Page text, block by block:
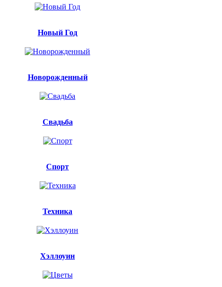
Новый Год
Новорожденный
Свадьба
Спорт
Техника
Хэллоуин